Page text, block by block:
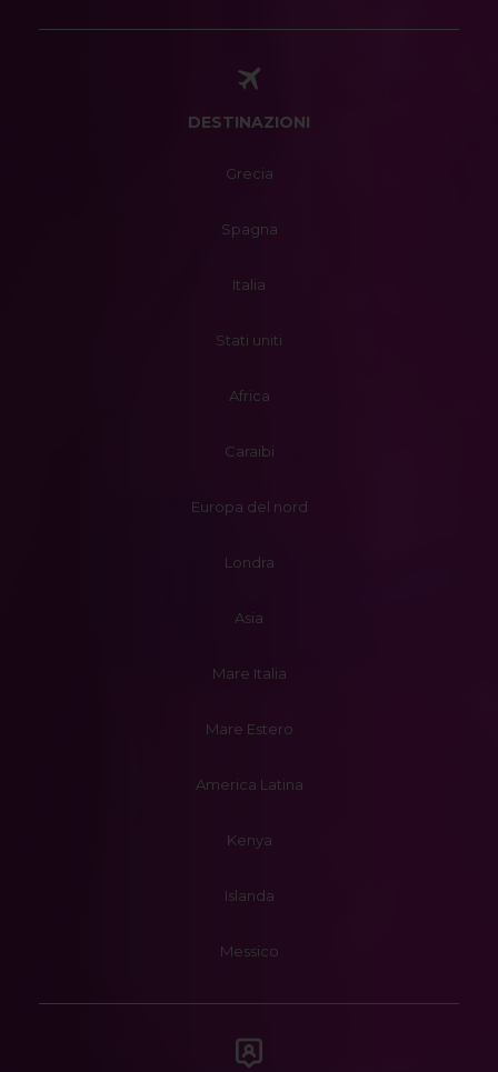
DESTINAZIONI
Grecia
Spagna
Italia
Stati uniti
Africa
Caraibi
Europa del nord
Londra
Asia
Mare Italia
Mare Estero
America Latina
Kenya
Islanda
Messico